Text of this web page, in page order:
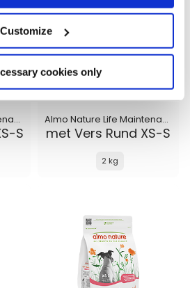
Customize
cookies only
Almo Nature Life Maintenance
S
Almo Nature Life Maintenance
met Vers Rund XS-S
2 kg